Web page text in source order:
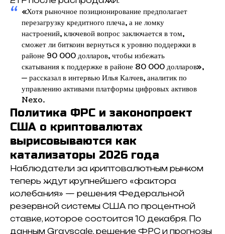
«Хотя рыночное позиционирование предполагает
перезагрузку кредитного плеча, а не ломку
настроений, ключевой вопрос заключается в том,
сможет ли биткоин вернуться к уровню поддержки в
районе 90 000 долларов, чтобы избежать
скатывания к поддержке в районе 80 000 долларов»,
— рассказал в интервью Илья Калчев, аналитик по
управлению активами платформы цифровых активов
Nexo.
Политика ФРС и законопроект
США о криптовалютах
вырисовываются как
катализаторы 2026 года
Наблюдатели за криптовалютным рынком
теперь ждут крупнейшего «фактора
колебания» — решения Федеральной
резервной системы США по процентной
ставке, которое состоится 10 декабря. По
данным Grayscale, решение ФРС и прогнозы